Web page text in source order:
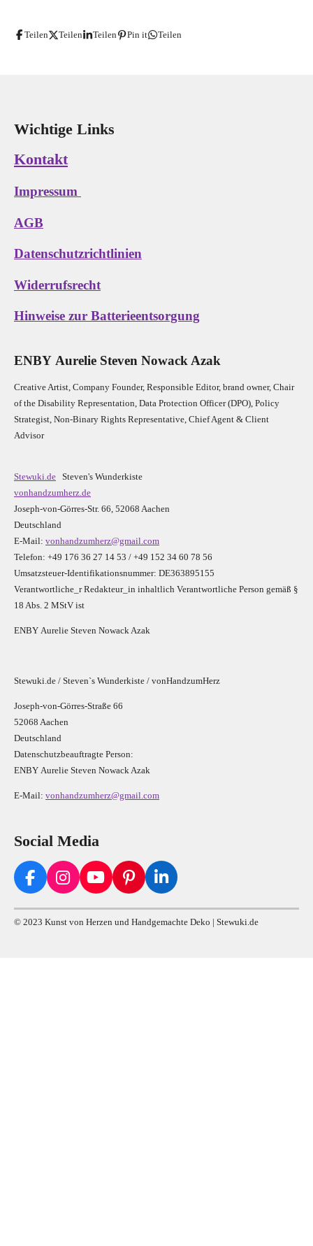
Teilen Teilen Teilen Pin it Teilen
Wichtige Links
Kontakt
Impressum
AGB
Datenschutzrichtlinien
Widerrufsrecht
Hinweise zur Batterieentsorgung
ENBY Aurelie Steven Nowack Azak
Creative Artist, Company Founder, Responsible Editor, brand owner, Chair
of the Disability Representation, Data Protection Officer (DPO), Policy
Strategist, Non-Binary Rights Representative, Chief Agent & Client
Advisor
Stewuki.de Steven's Wunderkiste
vonhandzumherz.de
Joseph-von-Görres-Str. 66, 52068 Aachen
Deutschland
E-Mail: vonhandzumherz@gmail.com
Telefon: +49 176 36 27 14 53 / +49 152 34 60 78 56
Umsatzsteuer-Identifikationsnummer: DE363895155
Verantwortliche_r Redakteur_in inhaltlich Verantwortliche Person gemäß §
18 Abs. 2 MStV ist
ENBY Aurelie Steven Nowack Azak
Stewuki.de / Steven`s Wunderkiste / vonHandzumHerz
Joseph-von-Görres-Straße 66
52068 Aachen
Deutschland
Datenschutzbeauftragte Person:
ENBY Aurelie Steven Nowack Azak
E-Mail: vonhandzumherz@gmail.com
Social Media
F
c
e
I
s
t
Y
u
T
P
n
t
L
n
k
© 2023 Kunst von Herzen und Handgemachte Deko | Stewuki.de